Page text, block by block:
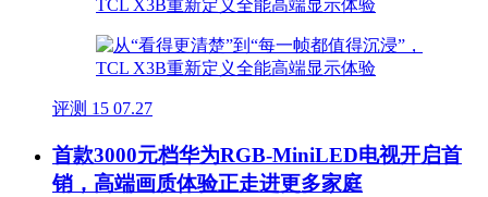
评测 15 07.27
首款3000元档华为RGB-MiniLED电视开启首
销，高端画质体验正走进更多家庭